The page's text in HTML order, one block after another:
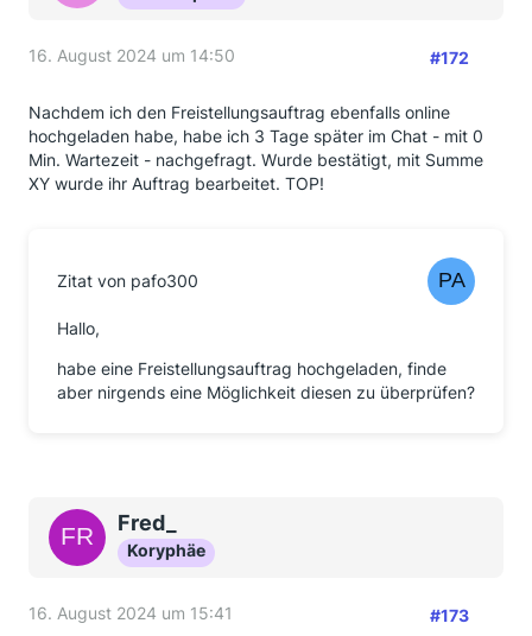
16. August 2024 um 14:50 #172
Nachdem ich den Freistellungsauftrag ebenfalls online
hochgeladen habe, habe ich 3 Tage später im Chat - mit 0
Min. Wartezeit - nachgefragt. Wurde bestätigt, mit Summe
XY wurde ihr Auftrag bearbeitet. TOP!
Zitat von pafo300
Hallo,
habe eine Freistellungsauftrag hochgeladen, finde
aber nirgends eine Möglichkeit diesen zu überprüfen?
Fred_
Koryphäe
16. August 2024 um 15:41 #173